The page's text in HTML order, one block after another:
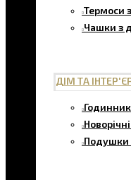
Термоси
Чашки з
ДІМ ТА
Подушки